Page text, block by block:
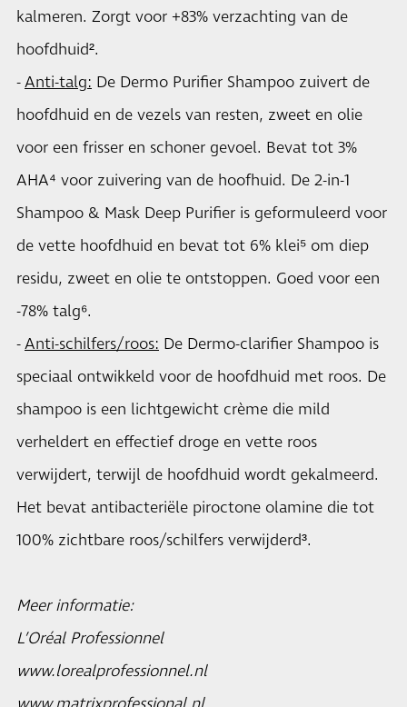
kalmeren. Zorgt voor +83% verzachting van de
hoofdhuid².
-Anti-talg: De Dermo Purifier Shampoo zuivert de
hoofdhuid en de vezels van resten, zweet en olie
voor een frisser en schoner gevoel. Bevat tot 3%
AHA⁴ voor zuivering van de hoofhuid. De 2-in-1
Shampoo & Mask Deep Purifier is geformuleerd voor
de vette hoofdhuid en bevat tot 6% klei⁵ om diep
residu, zweet en olie te ontstoppen. Goed voor een
-78% talg⁶.
-Anti-schilfers/roos: De Dermo-clarifier Shampoo is
speciaal ontwikkeld voor de hoofdhuid met roos. De
shampoo is een lichtgewicht crème die mild
verheldert en effectief droge en vette roos
verwijdert, terwijl de hoofdhuid wordt gekalmeerd.
Het bevat antibacteriële piroctone olamine die tot
100% zichtbare roos/schilfers verwijderd³.
Meer informatie:
L’Oréal Professionnel
www.lorealprofessionnel.nl